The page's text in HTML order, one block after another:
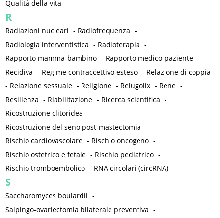
Qualità della vita
R
Radiazioni nucleari - Radiofrequenza -
Radiologia interventistica - Radioterapia -
Rapporto mamma-bambino - Rapporto medico-paziente -
Recidiva - Regime contraccettivo esteso - Relazione di coppia
- Relazione sessuale - Religione - Relugolix - Rene -
Resilienza - Riabilitazione - Ricerca scientifica -
Ricostruzione clitoridea -
Ricostruzione del seno post-mastectomia -
Rischio cardiovascolare - Rischio oncogeno -
Rischio ostetrico e fetale - Rischio pediatrico -
Rischio tromboembolico - RNA circolari (circRNA)
S
Saccharomyces boulardii -
Salpingo-ovariectomia bilaterale preventiva -